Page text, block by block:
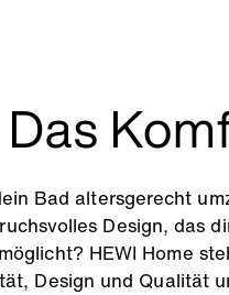
Das
Bad altersgerecht
Design, das
HEWI Home
Design und Qualität